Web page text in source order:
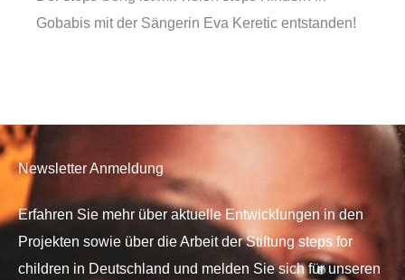
Gobabis mit der Sängerin Eva Keretic entstanden!
Newsletter Anmeldung
Erfahren Sie mehr über aktuelle Entwicklungen in den
Projekten sowie über die Arbeit der Stiftung steps for
children in Deutschland und melden Sie sich für unseren